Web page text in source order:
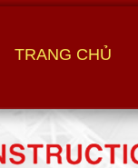
TRANG CHỦ